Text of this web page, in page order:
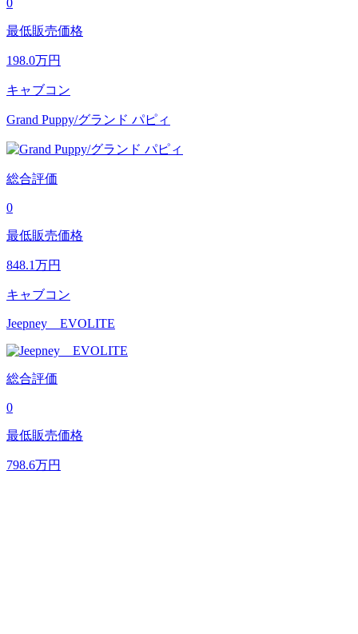
最低販売価格
198.0万円
キャブコン
Grand Puppy/グランド パピィ
総合評価
0
最低販売価格
848.1万円
キャブコン
Jeepney EVOLITE
総合評価
0
最低販売価格
798.6万円